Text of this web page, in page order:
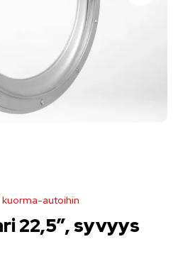
kuorma-autoihin
22,5″, syvyys